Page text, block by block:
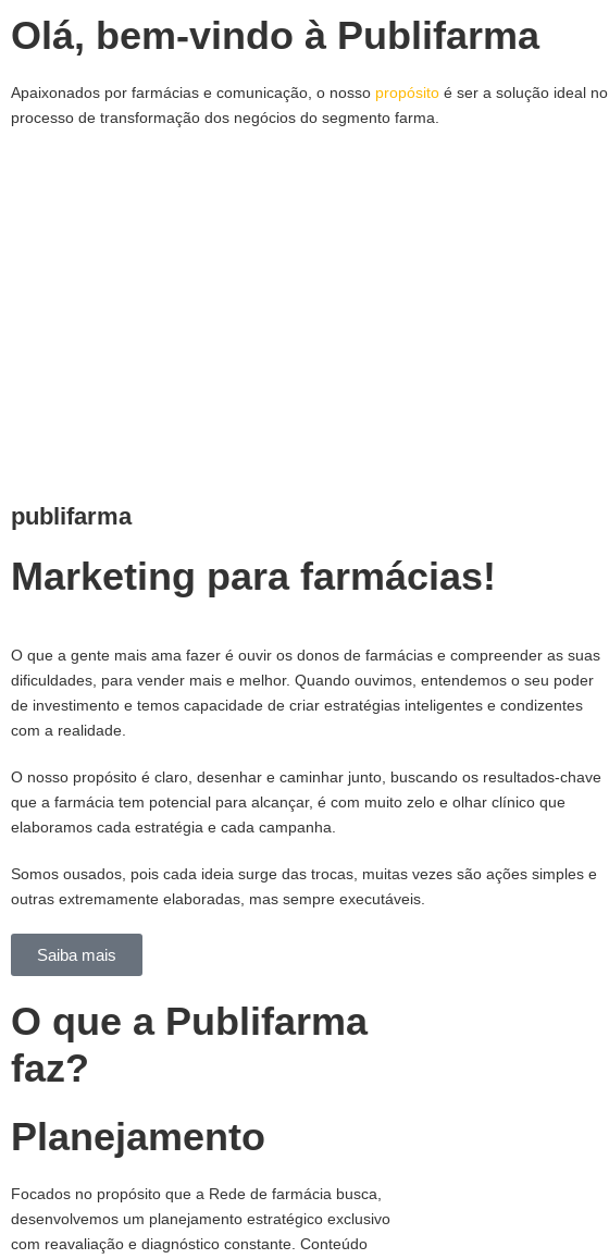
Olá, bem-vindo à Publifarma
Apaixonados por farmácias e comunicação, o nosso propósito é ser a solução ideal no
processo de transformação dos negócios do segmento farma.
publifarma
Marketing para farmácias!
O que a gente mais ama fazer é ouvir os donos de farmácias e compreender as suas
dificuldades, para vender mais e melhor. Quando ouvimos, entendemos o seu poder
de investimento e temos capacidade de criar estratégias inteligentes e condizentes
com a realidade.
O nosso propósito é claro, desenhar e caminhar junto, buscando os resultados-chave
que a farmácia tem potencial para alcançar, é com muito zelo e olhar clínico que
elaboramos cada estratégia e cada campanha.
Somos ousados, pois cada ideia surge das trocas, muitas vezes são ações simples e
outras extremamente elaboradas, mas sempre executáveis.
Saiba mais
O que a Publifarma
faz?
Planejamento
Focados no propósito que a Rede de farmácia busca,
desenvolvemos um planejamento estratégico exclusivo
com reavaliação e diagnóstico constante. Conteúdo